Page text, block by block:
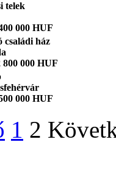
telek
000 HUF
családi ház
800 000 HUF
000 HUF
1 2